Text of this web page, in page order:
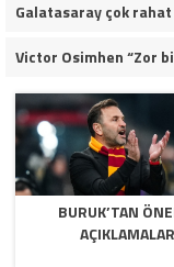
Galatasaray çok
Victor Osimhen “Zor
BURUK’TAN
AÇIKLAMALAR